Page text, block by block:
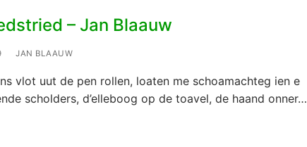
– Jan Blaauw
JAN BLAAUW
vlot uut de pen rollen, loaten me schoamachteg ien e
scholders, d’elleboog op de toavel, de haand onner…